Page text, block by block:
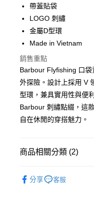
合作金庫商業銀行
華南商業銀行
國泰世華商業銀行
臺灣中小企業銀行
匯豐（台灣）商業銀行
聯邦商業銀行
玉山商業銀行
台新國際商業銀行
台灣樂天信用卡公司
LINE Pay
街口支付
悠遊付
Google Pay
全盈+PAY
AFTEE先享後付
AFTEE先享後付是「在收
便利好安心！
２．便利：只要手機號碼
３．安心：先確認商品／
運送方式
帶蓋貼袋
LOGO 刺繡
金屬D型環
Made in Vietnam
銷售重點
Barbour Flyfishing 口
外探險。設計上採用 V
型環，兼具實用性與便
Barbour 刺繡點綴，這
自在休閒的穿搭魅力。
商品相關分類 (2)
分享 客服